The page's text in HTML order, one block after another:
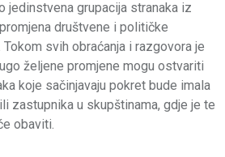
jedinstvena grupacija stranaka iz
društvene i političke
svih obraćanja i razgovora je
željene promjene mogu ostvariti
koje sačinjavaju pokret bude imala
zastupnika u skupštinama, gdje je te
obaviti.